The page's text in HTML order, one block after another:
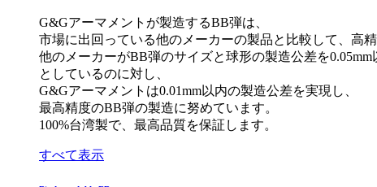
G&Gアーマメントが製造するBB弾は、
市場に出回っている他のメーカーの製品と比較して、高精
他のメーカーがBB弾のサイズと球形の製造公差を0.05mm
としているのに対し、
G&Gアーマメントは0.01mm以内の製造公差を実現し、
最高精度のBB弾の製造に努めています。
100%台湾製で、最高品質を保証します。
すべて表示